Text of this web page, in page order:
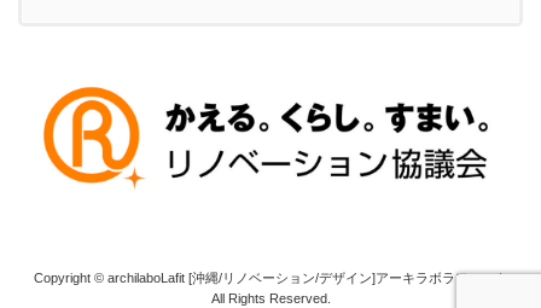
Copyright © archilaboLafit [沖縄/リノベーション/デザイン]アーキラボラフィット
All Rights Reserved.